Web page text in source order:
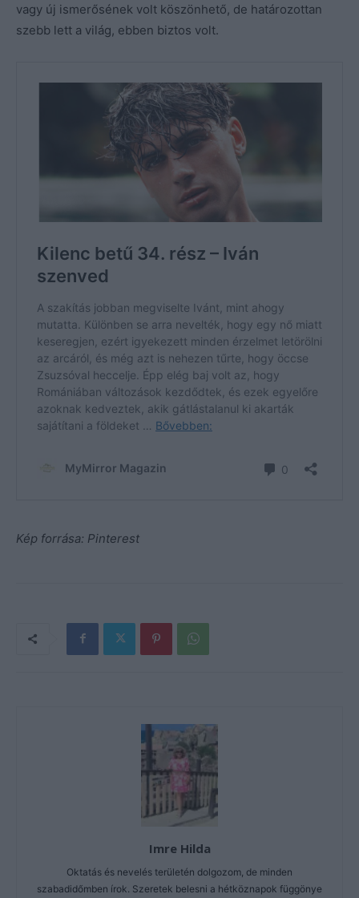
vagy új ismerősének volt köszönhető, de határozottan
szebb lett a világ, ebben biztos volt.
Kép forrása: Pinterest
Imre Hilda
Oktatás és nevelés területén dolgozom, de minden
szabadidőmben írok. Szeretek belesni a hétköznapok függönye